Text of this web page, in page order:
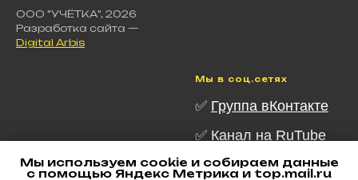
Мы используем cookie и собираем данные
с помощью Яндекс Метрика и top.mail.ru
ООО "УЧЁТКА", 2026
Разработка сайта —
Digital Arbis
Мы в соц.сетях
✅ Группа вКонтакте
✅ Канал на RuTube
✅ Канал в Telegram